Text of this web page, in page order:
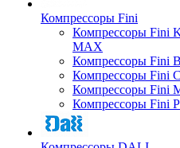
Компрессоры Fini
Компрессоры Fini
MAX
Компрессоры Fini
Компрессоры Fini
Компрессоры Fini
Компрессоры Fini